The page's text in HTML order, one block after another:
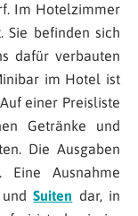
Im Hotelzimmer
befinden sich
dafür verbauten
im Hotel ist
einer Preisliste
Getränke und
Die Ausgaben
Eine Ausnahme
undSuiten dar, in